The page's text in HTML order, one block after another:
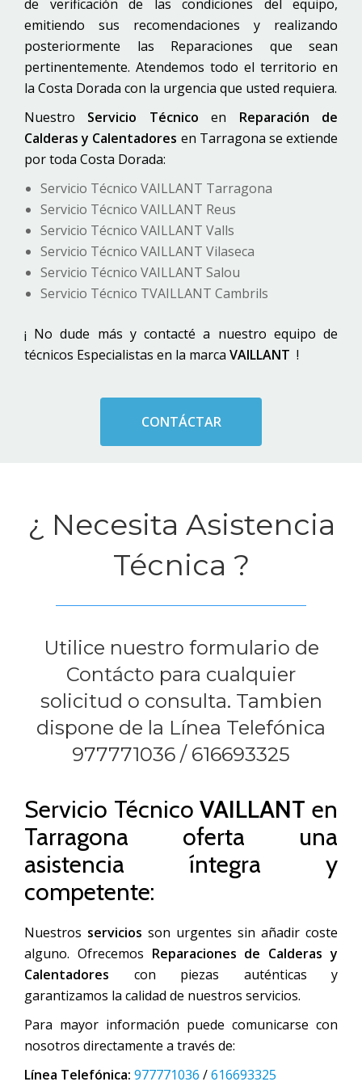
de verificación de las condiciones del equipo,
emitiendo sus recomendaciones y realizando
posteriormente las Reparaciones que sean
pertinentemente. Atendemos todo el territorio en
la Costa Dorada con la urgencia que usted requiera.
Nuestro Servicio Técnico en Reparación de
Calderas y Calentadores en Tarragona se extiende
por toda Costa Dorada:
Servicio Técnico VAILLANT Tarragona
Servicio Técnico VAILLANT Reus
Servicio Técnico VAILLANT Valls
Servicio Técnico VAILLANT Vilaseca
Servicio Técnico VAILLANT Salou
Servicio Técnico TVAILLANT Cambrils
¡ No dude más y contacté a nuestro equipo de
técnicos Especialistas en la marca VAILLANT !
CONTÁCTAR
¿ Necesita Asistencia
Técnica ?
Utilice nuestro formulario de
Contácto para cualquier
solicitud o consulta. Tambien
dispone de la Línea Telefónica
977771036 / 616693325
Servicio TécnicoVAILLANT en
Tarragona oferta una
asistencia íntegra y
competente:
Nuestros servicios son urgentes sin añadir coste
alguno. Ofrecemos Reparaciones de Calderas y
Calentadores con piezas auténticas y
garantizamos la calidad de nuestros servicios.
Para mayor información puede comunicarse con
nosotros directamente a través de:
Línea Telefónica: 977771036 /616693325